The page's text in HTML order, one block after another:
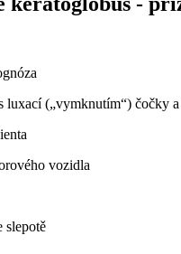
luxací („vymknutím“) čočky
vozidla
slepotě